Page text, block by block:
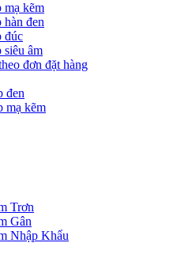
mạ kẽm
hàn đen
đúc
siêu âm
đơn đặt hàng
đen
mạ kẽm
Trơn
Gân
Nhập Khẩu